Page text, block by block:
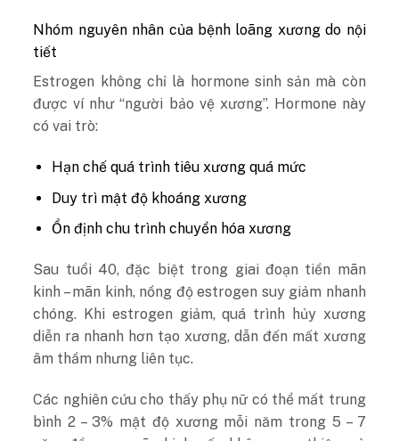
Nhóm nguyên nhân của bệnh loãng xương do nội
tiết
Estrogen không chỉ là hormone sinh sản mà còn
được ví như “người bảo vệ xương”. Hormone này
có vai trò:
Hạn chế quá trình tiêu xương quá mức
Duy trì mật độ khoáng xương
Ổn định chu trình chuyển hóa xương
Sau tuổi 40, đặc biệt trong giai đoạn tiền mãn
kinh – mãn kinh, nồng độ estrogen suy giảm nhanh
chóng. Khi estrogen giảm, quá trình hủy xương
diễn ra nhanh hơn tạo xương, dẫn đến mất xương
âm thầm nhưng liên tục.
Các nghiên cứu cho thấy phụ nữ có thể mất trung
bình 2 – 3% mật độ xương mỗi năm trong 5 – 7